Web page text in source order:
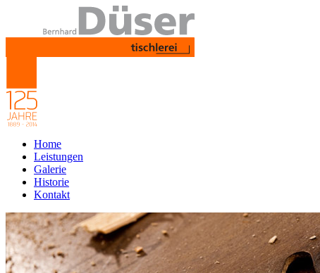
Home
Leistungen
Galerie
Historie
Kontakt